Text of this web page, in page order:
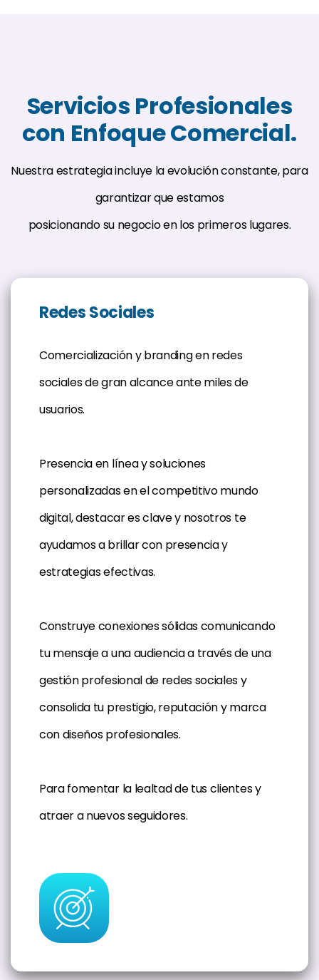
Servicios Profesionales
con Enfoque Comercial.
Nuestra estrategia incluye la evolución constante, para
garantizar que estamos
posicionando su negocio en los primeros lugares.
Redes Sociales
Comercialización y branding en redes
sociales de gran alcance ante miles de
usuarios.
Presencia en línea y soluciones
personalizadas en el competitivo mundo
digital, destacar es clave y nosotros te
ayudamos a brillar con presencia y
estrategias efectivas.
Construye conexiones sólidas comunicando
tu mensaje a una audiencia a través de una
gestión profesional de redes sociales y
consolida tu prestigio, reputación y marca
con diseños profesionales.
Para fomentar la lealtad de tus clientes y
atraer a nuevos seguidores.